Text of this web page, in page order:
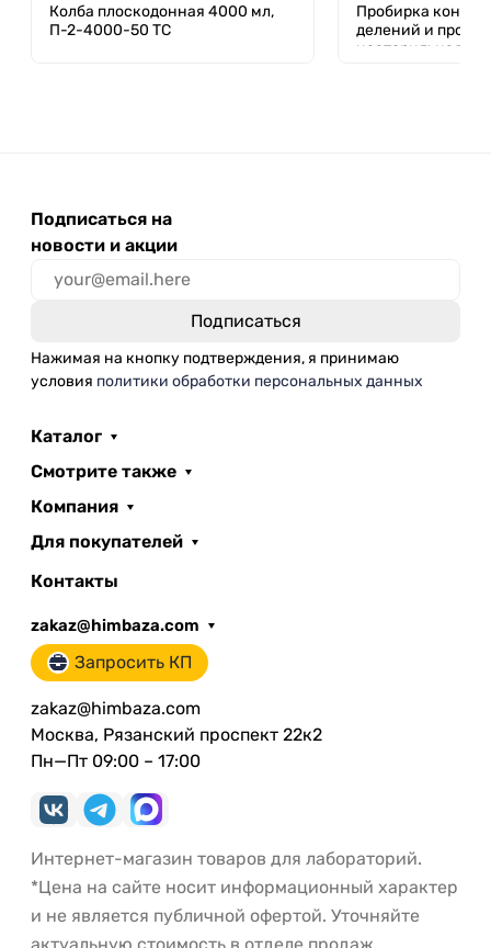
Колба плоскодонная 4000 мл,
П-2-4000-50 ТС
Пробирка
делений и
нестерильная 10
Подписаться на
новости и акции
Нажимая на кнопку подтверждения, я принимаю
условия политики обработки персональных данных
Каталог
Смотрите также
Компания
Для покупателей
Контакты
zakaz@himbaza.com
Запросить КП
zakaz@himbaza.com
Москва, Рязанский проспект 22к2
Пн—Пт 09:00 – 17:00
Интернет-магазин товаров для лабораторий.
*Цена на сайте носит информационный характер
и не является публичной офертой. Уточняйте
актуальную стоимость в отделе продаж.